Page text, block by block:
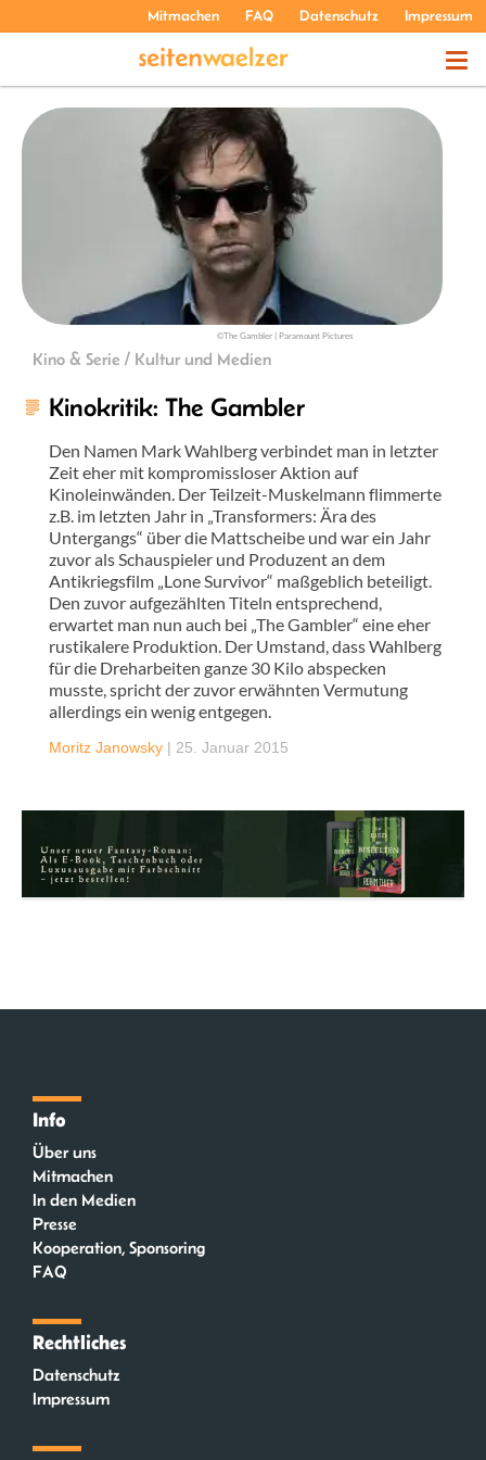
Mitmachen FAQ Datenschutz Impressum
THEMEN
PODCASTS
ÜBER UNS
©The Gambler | Paramount Pictures
Kino & Serie / Kultur und Medien
Kinokritik: The Gambler
Den Namen Mark Wahlberg verbindet man in letzter
Zeit eher mit kompromissloser Aktion auf
Kinoleinwänden. Der Teilzeit-Muskelmann flimmerte
z.B. im letzten Jahr in „Transformers: Ära des
Untergangs“ über die Mattscheibe und war ein Jahr
zuvor als Schauspieler und Produzent an dem
Antikriegsfilm „Lone Survivor“ maßgeblich beteiligt.
Den zuvor aufgezählten Titeln entsprechend,
erwartet man nun auch bei „The Gambler“ eine eher
rustikalere Produktion. Der Umstand, dass Wahlberg
für die Dreharbeiten ganze 30 Kilo abspecken
musste, spricht der zuvor erwähnten Vermutung
allerdings ein wenig entgegen.
Moritz Janowsky | 25. Januar 2015
Info
Über uns
Mitmachen
In den Medien
Presse
Kooperation, Sponsoring
FAQ
Rechtliches
Datenschutz
Impressum